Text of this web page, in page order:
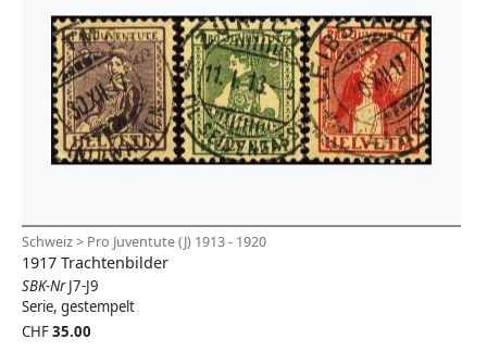
Schweiz > Pro Juventute (J) 1913 - 1920
1917 Trachtenbilder
SBK-NrJ7-J9
Serie, gestempelt
CHF35.00